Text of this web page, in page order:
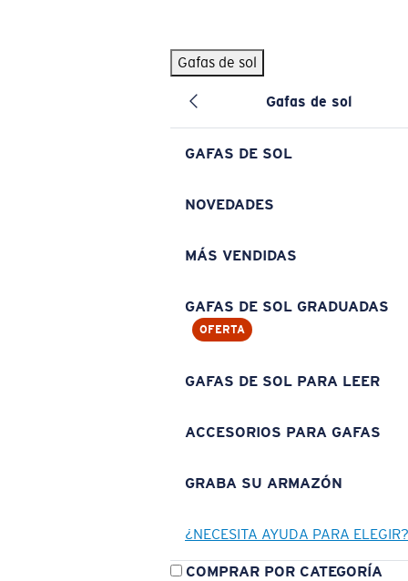
Gafas de sol
Gafas de sol
GAFAS DE SOL
NOVEDADES
MÁS VENDIDAS
GAFAS DE SOL GRADUADAS
OFERTA
GAFAS DE SOL PARA LEER
ACCESORIOS PARA GAFAS
GRABA SU ARMAZÓN
¿NECESITA AYUDA PARA ELEGIR?
COMPRAR POR CATEGORÍA
BÚSQUEDAS POPULARES
Pilothouse PRO Limited Edition Pack Exclusivo
Gafas de sol personalizadas
Los más vendidos de gafas de sol